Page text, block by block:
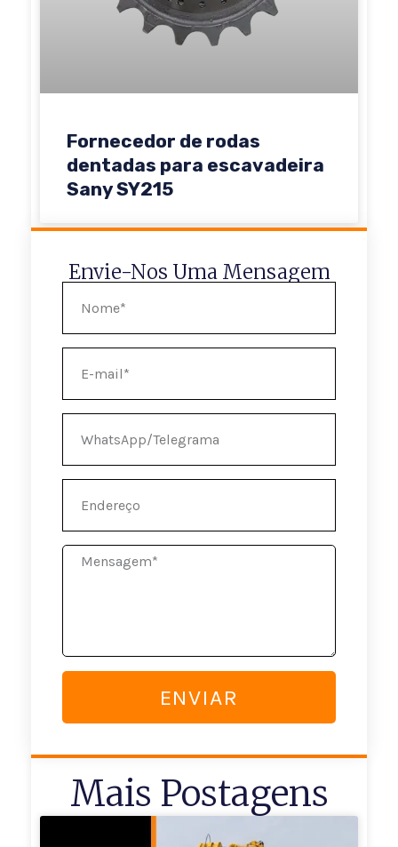
Fornecedor de rodas
dentadas para escavadeira
Sany SY215
Envie-Nos Uma Mensagem
Mensagem
ENVIAR
Mais Postagens